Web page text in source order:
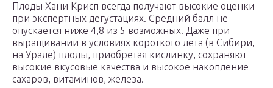
Плоды Хани Крисп всегда получают высокие оценки
при экспертных дегустациях. Средний балл не
опускается ниже 4,8 из 5 возможных. Даже при
выращивании в условиях короткого лета (в Сибири,
на Урале) плоды, приобретая кислинку, сохраняют
высокие вкусовые качества и высокое накопление
сахаров, витаминов, железа.